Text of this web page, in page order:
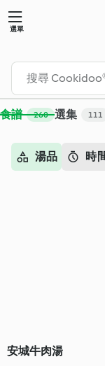
選單
食譜 260 選集 111
湯品 時
安城牛肉湯
搜尋 - Cookidoo® –